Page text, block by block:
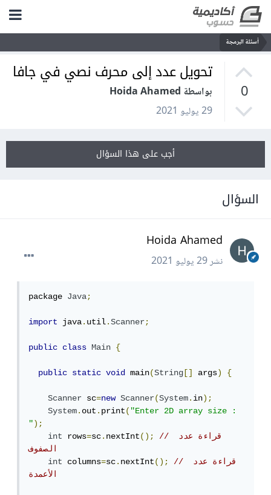
أسئلة البرمجة
0
تحويل عدد إلى محرف نصي في جافا
بواسطة Hoida Ahamed
29 يوليو 2021
أجب على هذا السؤال
السؤال
Hoida Ahamed
نشر29 يوليو 2021
package Java;
import java.util.Scanner;
public class Main {
public static void main(String [] args) {
Scanner sc=new Scanner(System.in);
System.out.print("Enter 2D array size :
");
int
rows=sc.nextInt();
// قراءة عدد
الصفوف
int
columns=sc.nextInt();
// قراءة عدد
الأعمدة